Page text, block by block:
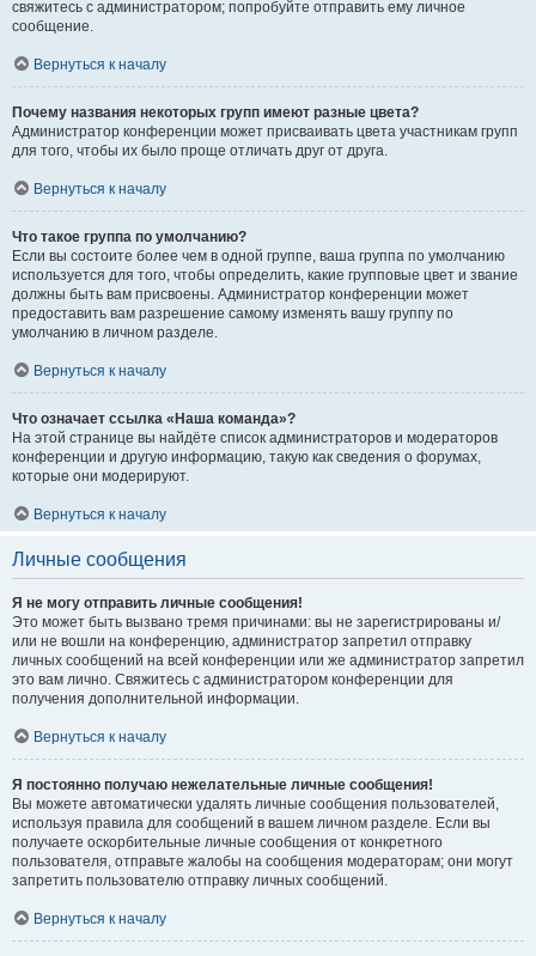
свяжитесь с администратором; попробуйте отправить ему личное
сообщение.
Вернуться к началу
Почему названия некоторых групп имеют разные цвета?
Администратор конференции может присваивать цвета участникам групп
для того, чтобы их было проще отличать друг от друга.
Вернуться к началу
Что такое группа по умолчанию?
Если вы состоите более чем в одной группе, ваша группа по умолчанию
используется для того, чтобы определить, какие групповые цвет и звание
должны быть вам присвоены. Администратор конференции может
предоставить вам разрешение самому изменять вашу группу по
умолчанию в личном разделе.
Вернуться к началу
Что означает ссылка «Наша команда»?
На этой странице вы найдёте список администраторов и модераторов
конференции и другую информацию, такую как сведения о форумах,
которые они модерируют.
Вернуться к началу
Личные сообщения
Я не могу отправить личные сообщения!
Это может быть вызвано тремя причинами: вы не зарегистрированы и/
или не вошли на конференцию, администратор запретил отправку
личных сообщений на всей конференции или же администратор запретил
это вам лично. Свяжитесь с администратором конференции для
получения дополнительной информации.
Вернуться к началу
Я постоянно получаю нежелательные личные сообщения!
Вы можете автоматически удалять личные сообщения пользователей,
используя правила для сообщений в вашем личном разделе. Если вы
получаете оскорбительные личные сообщения от конкретного
пользователя, отправьте жалобы на сообщения модераторам; они могут
запретить пользователю отправку личных сообщений.
Вернуться к началу